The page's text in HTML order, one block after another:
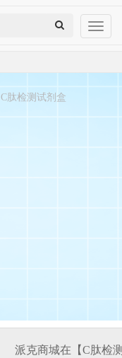
Toggle
C肽检测试剂盒
派克商城在【C肽检